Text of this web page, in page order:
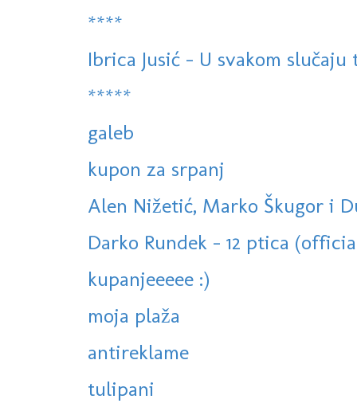
****
Ibrica Jusić - U svakom
*****
galeb
kupon za srpanj
Alen Nižetić, Marko Škugor i
Darko Rundek - 12 ptica
kupanjeeeee :)
moja plaža
antireklame
tulipani